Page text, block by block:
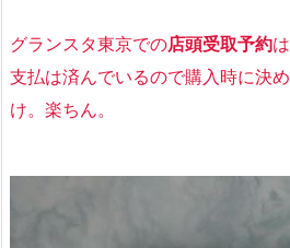
グランスタ東京での店頭受取予約
支払は済んでいるので購入時に決
け。楽ちん。